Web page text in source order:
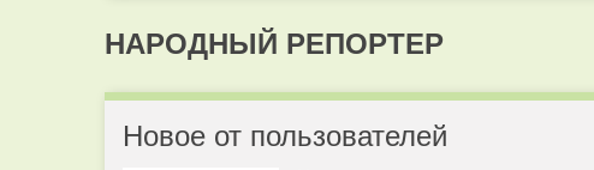
НАРОДНЫЙ РЕПОРТЕР
Новое от пользователей